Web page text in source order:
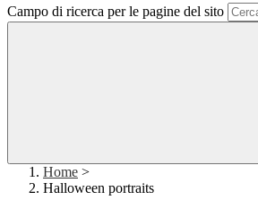
Campo di ricerca per le pagine del sito
Home >
Halloween portraits